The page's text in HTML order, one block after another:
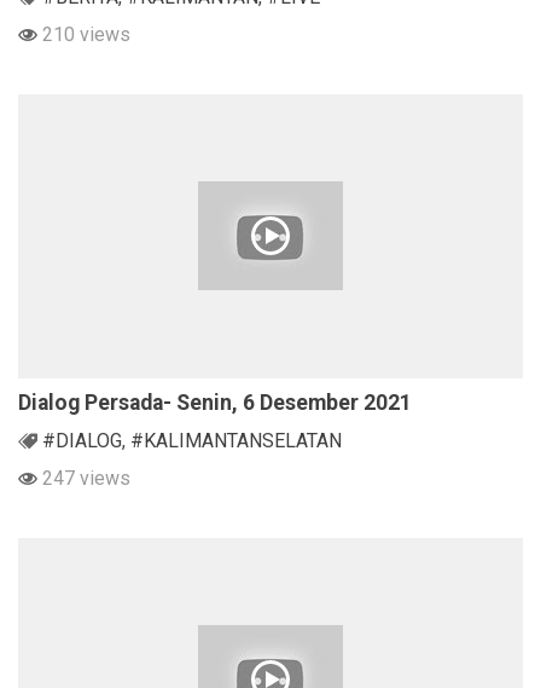
210 views
Dialog Persada- Senin, 6 Desember 2021
#DIALOG, #KALIMANTANSELATAN
247 views